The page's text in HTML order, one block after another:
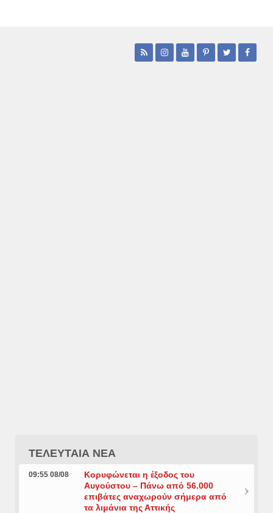
ΤΕΛΕΥΤΑΙΑ ΝΕΑ
09:55 08/08
Κορυφώνεται η έξοδος του
Αυγούστου – Πάνω από 56.000
επιβάτες αναχωρούν σήμερα από
τα λιμάνια της Αττικής